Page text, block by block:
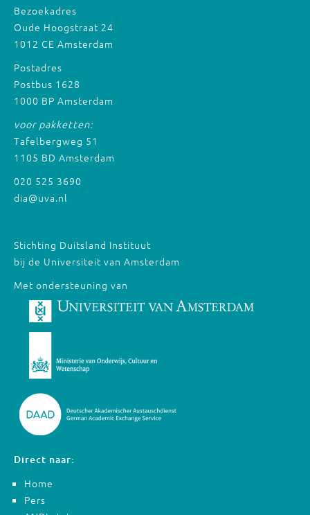
Bezoekadres
Oude Hoogstraat 24
1012 CE Amsterdam
Postadres
Postbus 1628
1000 BP Amsterdam
voor pakketten:
Tafelbergweg 51
1105 BD Amsterdam
020 525 3690
dia@uva.nl
Stichting Duitsland Instituut
bij de Universiteit van Amsterdam
Met ondersteuning van
Direct naar:
Home
Pers